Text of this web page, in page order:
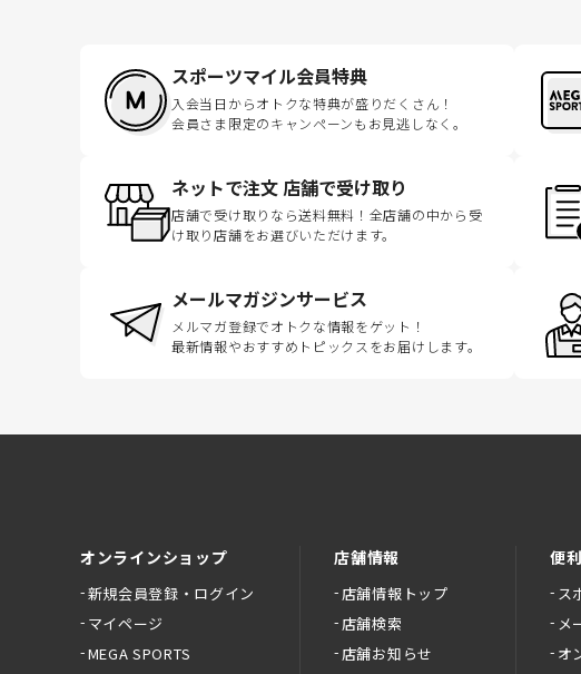
スポーツマイル会員特典
入会当日からオトクな特典が盛りだくさん！
会員さま限定のキャンペーンもお見逃しなく。
ネットで注文 店舗で受け取り
店舗で受け取りなら送料無料！全店舗の中から受
け取り店舗をお選びいただけます。
メールマガジンサービス
メルマガ登録でオトクな情報をゲット！
最新情報やおすすめトピックスをお届けします。
オンラインショップ
新規会員登録・ログイン
マイページ
MEGA SPORTS
店舗情報
店舗情報トップ
店舗検索
店舗お知らせ
便
ス
メ
オ